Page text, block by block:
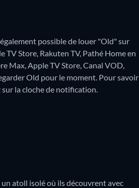
possible de louer "Old" sur
Store, Rakuten TV, Pathé Home en
Max, Apple TV Store, Canal VOD,
Old pour le moment. Pour savoir
la cloche de notification.
atoll isolé où ils découvrent avec